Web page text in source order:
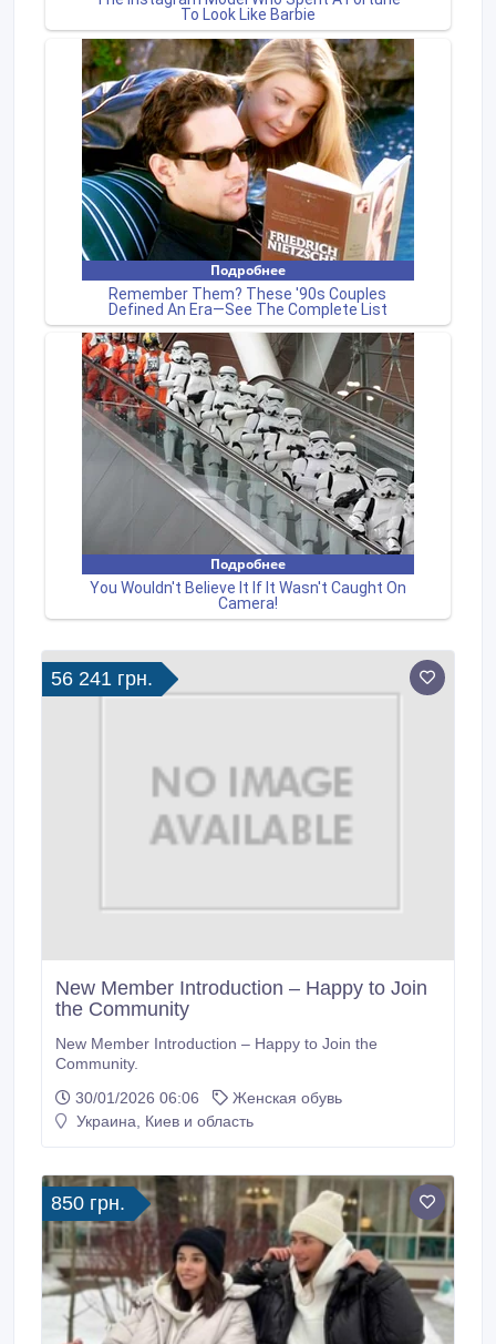
56 241 грн.
New Member Introduction – Happy to Join
the Community
New Member Introduction – Happy to Join the
Community.
30/01/2026 06:06
Женская обувь
Украина, Киев и область
850 грн.